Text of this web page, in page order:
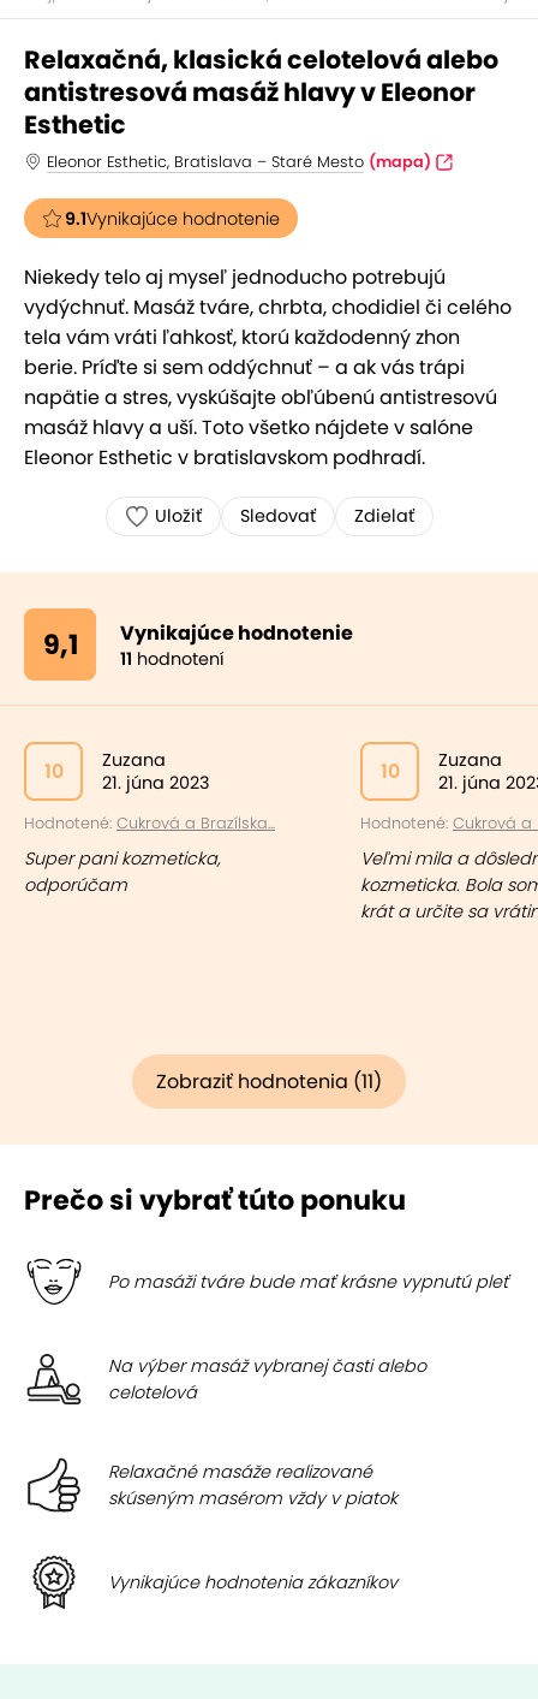
Relaxačná, klasická celotelová alebo
antistresová masáž hlavy v Eleonor
Esthetic
Eleonor Esthetic, Bratislava – Staré Mesto (mapa)
9.1Vynikajúce hodnotenie
Niekedy telo aj myseľ jednoducho potrebujú
vydýchnuť. Masáž tváre, chrbta, chodidiel či celého
tela vám vráti ľahkosť, ktorú každodenný zhon
berie. Príďte si sem oddýchnuť – a ak vás trápi
napätie a stres, vyskúšajte obľúbenú antistresovú
masáž hlavy a uší. Toto všetko nájdete v salóne
Eleonor Esthetic v bratislavskom podhradí.
Uložiť Sledovať Zdielať
9,1 Vynikajúce hodnotenie
11 hodnotení
10
Zuzana
21. júna 2023
Hodnotené: Cukrová a Brazílska...
Super pani kozmeticka,
odporúčam
10
Zuzana
21. júna
Hodnotené: Cukrová a
Veľmi mila a
kozmeticka. Bola
krát a určite sa
Zobraziť hodnotenia (11)
Prečo si vybrať túto ponuku
Po masáži tváre bude mať krásne vypnutú pleť
Na výber masáž vybranej časti alebo
celotelová
Relaxačné masáže realizované
skúseným masérom vždy v piatok
Vynikajúce hodnotenia zákazníkov